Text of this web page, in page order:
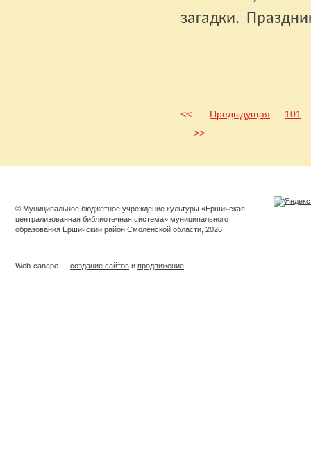
загадки.
<< Предыдущая
101
>>
© Муниципальное бюджетное учреждение культуры «Ершичская
централизованная библиотечная система» муниципального
образования Ершичский район Смоленской области, 2026
Web-canape — создание сайтов и продвижение